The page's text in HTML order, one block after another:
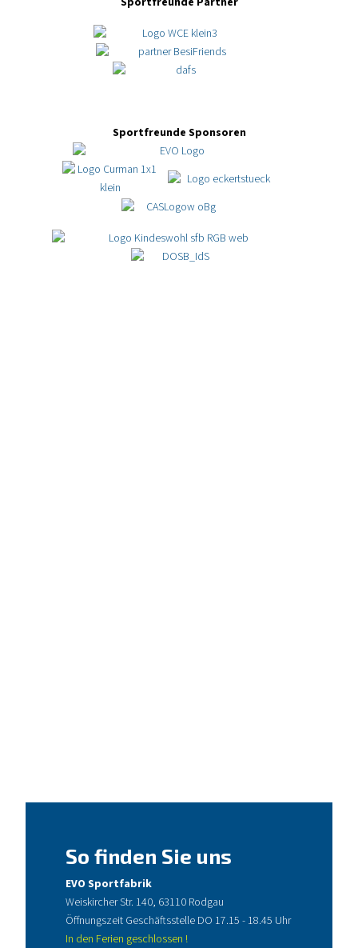
Sportfreunde Sponsoren
So finden Sie uns
EVO Sportfabrik
Weiskircher Str. 140, 63110 Rodgau
Öffnungszeit Geschäftsstelle DO 17.15 - 18.45 Uhr
In den Ferien geschlossen !